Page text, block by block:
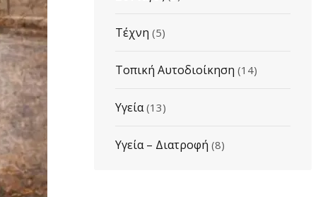
Τέχνη (5)
Τοπική Αυτοδιοίκηση (14)
Υγεία(13)
Υγεία – Διατροφή (8)